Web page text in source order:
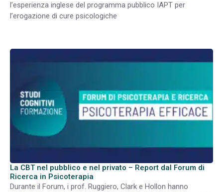
l’esperienza inglese del programma pubblico IAPT per
l’erogazione di cure psicologiche
La CBT nel pubblico e nel privato – Report dal Forum di
Ricerca in Psicoterapia
Durante il Forum, i prof. Ruggiero, Clark e Hollon hanno